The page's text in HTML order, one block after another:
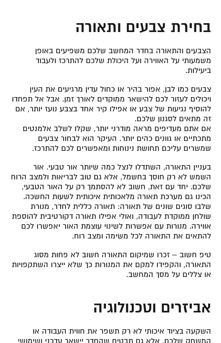
בחירת צבעים ותאורה
הצבעים והתאורה בחדר המחשב שלכם משפיעים באופן
משמעותי על האווירה ועל היכולת שלכם להתרכז ולעבוד
ביעילות.
צבעים כמו לבן, אפור בהיר או כחול עדין מרגיעים את העין
ויכולים לעזור לכם להישאר ממוקדים לאורך זמן. אבל אל תפחדו
להוסיף נגיעות של צבע או אפילו קיר אחד בצבע נועז יותר, אם
זה מתאים לסגנון שלכם.
אם אתם מעדיפים מראה מודרני יותר, שקלו לשלב אלמנטים
מתכתיים או גוונים כהים יותר. העיקר הוא לבחור צבעים
שמשרים עליכם תחושת נינוחות ומאפשרים לכם להתרכז.
בעניין התאורה, השתדלו לנצל כמה שיותר אור טבעי. אור
השמש לא רק חוסך בחשמל, אלא גם טוב לבריאות ולמצב הרוח
שלכם. יחד עם זאת, חשוב לא להסתמך רק על האור הטבעי,
הכינו גם מערכת תאורה מלאכותית איכותית לשעות החשכה.
שלבו סוגים שונים של תאורה: תאורה כללית לחדר, מנורת
שולחן ממוקדת לעבודה, ואולי אפילו תאורה דקורטיבית להוספת
אווירה. מנורות עם אפשרות לשינוי עוצמת האור יאפשרו לכם
להתאים את התאורה לכל משימה ומצב רוח.
טיפ חשוב – זכרו שמיקום התאורה חשוב לא פחות מסוג
התאורה, והקפידו למקם את המנורות כך שלא ייצרו השתקפויות
או צללים על מסך המחשב.
אביזרים וטכנולוגיה
השקעה בציוד איכותי לא רק תשפר את חווית העבודה או